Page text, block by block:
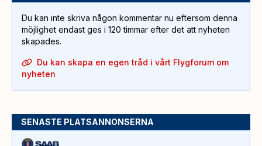
Du kan inte skriva någon kommentar nu eftersom denna
möjlighet endast ges i 120 timmar efter det att nyheten
skapades.
Du kan skapa en egen tråd i vårt Flygforum om
nyheten
SENASTE PLATSANNONSERNA